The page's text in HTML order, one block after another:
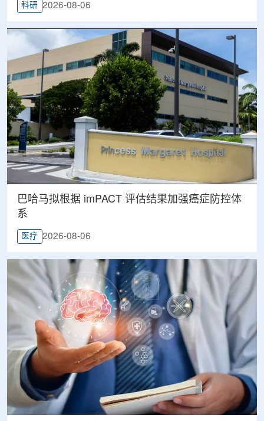
科研 2026-08-06
巴哈马拟根据 imPACT 评估结果加强癌症防控体
系
医疗 2026-08-06